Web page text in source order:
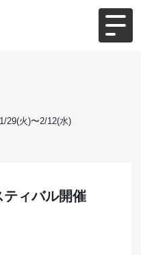
29(火)〜2/12(水)
ィバル開催